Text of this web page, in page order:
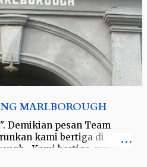
MARLBOROUGH
Demikian pesan Team
kami bertiga di
Kami bertiga cuma
&qu…